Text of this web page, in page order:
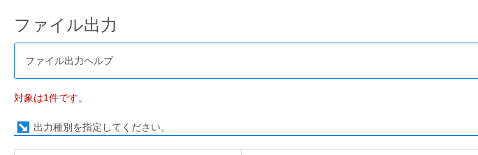
ファイル出力
ファイル出力ヘルプ
対象は1件です。
出力種別を指定してください。